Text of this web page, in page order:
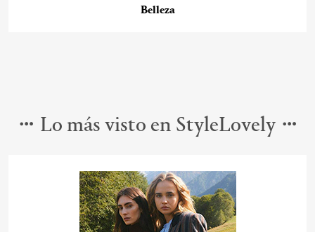
Belleza
Lo más visto en StyleLovely